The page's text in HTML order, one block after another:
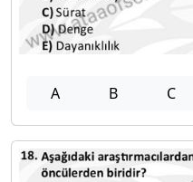
A B C